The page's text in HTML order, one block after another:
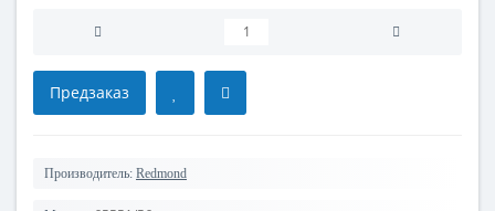
Предзаказ
Производитель: Redmond